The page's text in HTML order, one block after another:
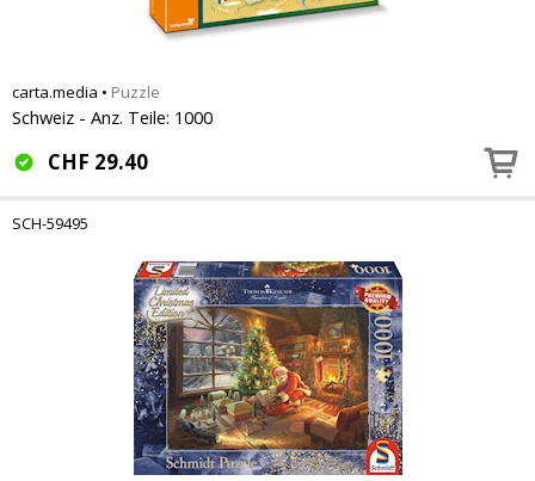
carta.media • Puzzle
Schweiz - Anz. Teile: 1000
CHF 29.40
SCH-59495